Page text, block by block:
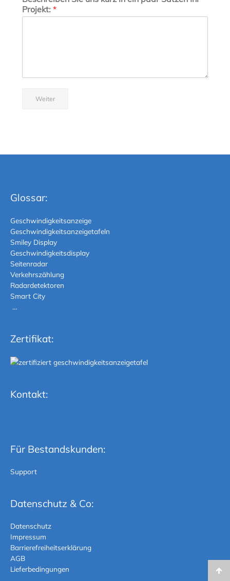
Projekt: *
Weiter
Glossar:
Geschwindigkeitsanzeige
Geschwindigkeitsanzeigetafeln
Smiley Display
Geschwindigkeitsdisplay
Seitenradar
Verkehrszählung
Radardetektoren
Smart City
…
Zertifikat:
Kontakt:
Für Bestandskunden:
Support
Datenschutz & Co:
Datenschutz
Impressum
Barrierefreiheitserklärung
AGB
Lieferbedingungen